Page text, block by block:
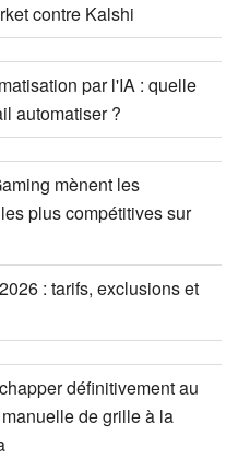
contre Kalshi
par l'IA : quelle
automatiser ?
mènent les
plus compétitives sur
: tarifs, exclusions et
définitivement au
de grille à la